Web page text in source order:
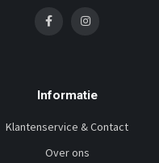
Informatie
Klantenservice & Contact
Over ons